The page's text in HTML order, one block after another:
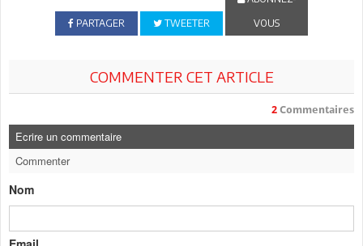
PARTAGER TWEETER
VOUS
COMMENTER CET ARTICLE
2 Commentaires
Ecrire un commentaire
Commenter
Nom